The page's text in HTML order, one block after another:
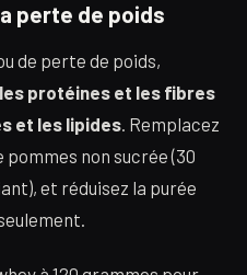
perte de poids
de perte de poids,
protéines et les fibres
et les lipides. Remplacez
non sucrée (30
et réduisez la purée